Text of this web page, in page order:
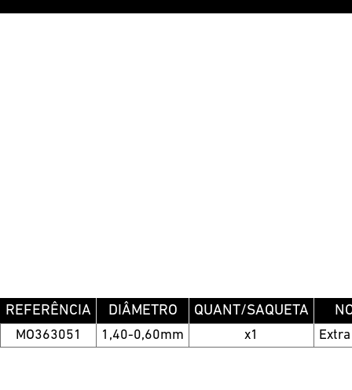
REFERÊNCIA DIÂMETRO QUANT/SAQUETA
MO363051 1,40-0,60mm x1